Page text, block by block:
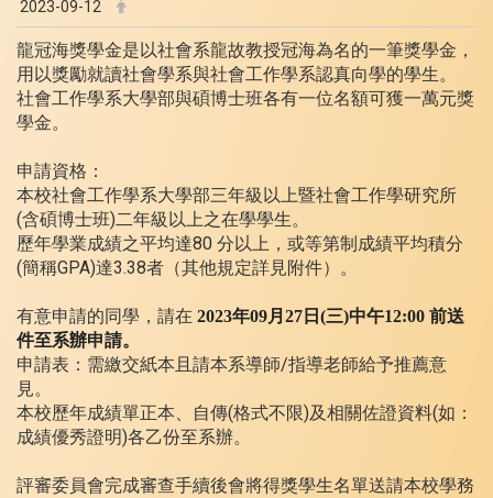
2023-09-12
龍冠海獎學金是以社會系龍故教授冠海為名的一筆獎學金，
用以獎勵就讀社會學系與社會工作學系認真向學的學生。
社會工作學系大學部與碩博士班各有一位名額可獲一萬元獎
學金。
申請資格：
本校社會工作學系大學部三年級以上暨社會工作學研究所
(含碩博士班)二年級以上之在學學生。
歷年學業成績之平均達80 分以上，或等第制成績平均積分
(簡稱GPA)達3.38者（其他規定詳見附件）。
有意申請的同學，請在 2023年09月27日(三)中午12:00 前送
件至系辦申請。
申請表：需繳交紙本且請本系導師/指導老師給予推薦意
見。
本校歷年成績單正本、自傳(格式不限)及相關佐證資料(如：
成績優秀證明)各乙份至系辦。
評審委員會完成審查手續後會將得獎學生名單送請本校學務